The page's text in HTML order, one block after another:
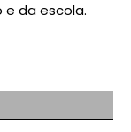
da escola.